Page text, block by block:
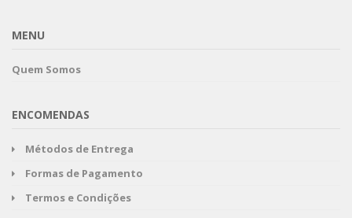
MENU
Quem Somos
ENCOMENDAS
Métodos de Entrega
Formas de Pagamento
Termos e Condições